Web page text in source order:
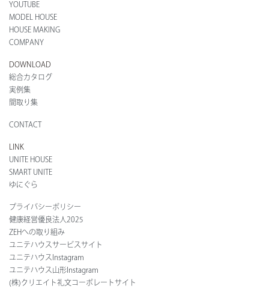
YOUTUBE
MODEL HOUSE
HOUSE MAKING
COMPANY
DOWNLOAD
総合カタログ
実例集
間取り集
CONTACT
LINK
UNITE HOUSE
SMART UNITE
ゆにぐら
プライバシーポリシー
健康経営優良法人2025
ZEHへの取り組み
ユニテハウスサービスサイト
ユニテハウスInstagram
ユニテハウス山形Instagram
(株)クリエイト礼文コーポレートサイト